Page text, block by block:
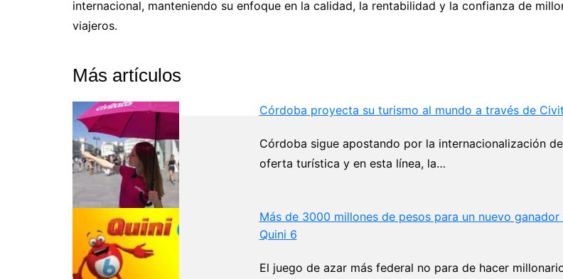
internacional, manteniendo su enfoque en la calidad, la rentabilidad y la confianza de
viajeros.
Más artículos
Córdoba proyecta su turismo al mundo a través de
Córdoba sigue apostando por la internacionalización
oferta turística y en esta línea, la…
Más de 3000 millones de pesos para un nuevo ganador
Quini 6
El juego de azar más federal no para de hacer